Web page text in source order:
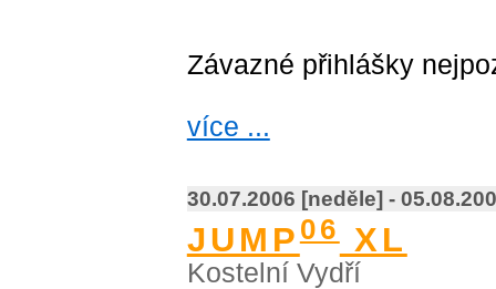
Závazné přihlášky
více ...
30.07.2006 [neděle] -
JUMP06XL
Kostelní Vydří